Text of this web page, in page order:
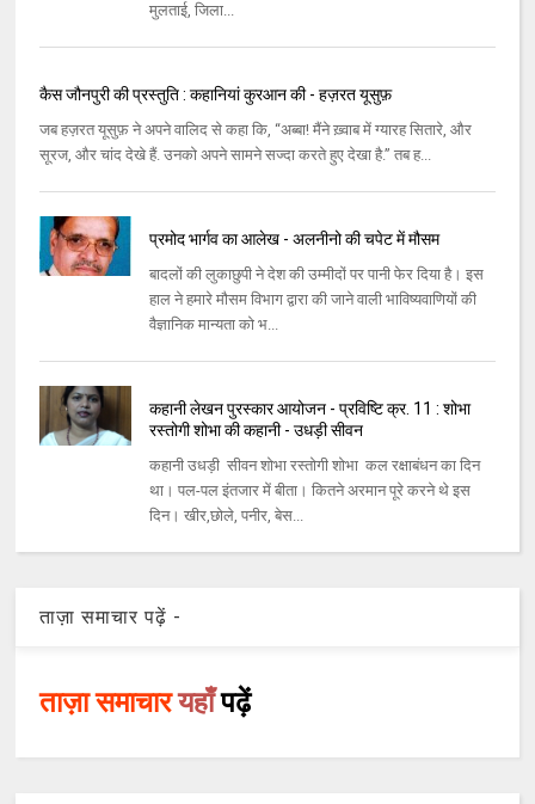
मुलताई, जिला...
कैस जौनपुरी की प्रस्तुति : कहानियां कुरआन की - हज़रत यूसुफ़
जब हज़रत यूसुफ़ ने अपने वालिद से कहा कि, “अब्बा! मैंने ख़्वाब में ग्यारह सितारे, और
सूरज, और चांद देखे हैं. उनको अपने सामने सज्दा करते हुए देखा है.” तब ह...
प्रमोद भार्गव का आलेख - अलनीनो की चपेट में मौसम
बादलों की लुकाछुपी ने देश की उम्‍मीदों पर पानी फेर दिया है। इस
हाल ने हमारे मौसम विभाग द्वारा की जाने वाली भाविष्‍यवाणियों की
वैज्ञानिक मान्‍यता को भ...
कहानी लेखन पुरस्कार आयोजन - प्रविष्टि क्र. 11 : शोभा
रस्तोगी शोभा की कहानी - उधड़ी सीवन
कहानी उधड़ी सीवन शोभा रस्तोगी शोभा कल रक्षाबंधन का दिन
था। पल-पल इंतजार में बीता। कितने अरमान पूरे करने थे इस
दिन। खीर,छोले, पनीर, बेस...
ताज़ा समाचार पढ़ें -
ताज़ा समाचारयहाँपढ़ें